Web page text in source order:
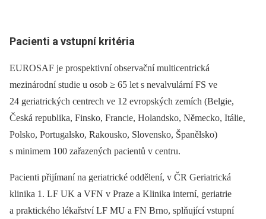
Pacienti a vstupní kritéria
EUROSAF je prospektivní observační multicentrická
mezinárodní studie u osob ≥ 65 let s nevalvulární FS ve
24 geriatrických centrech ve 12 evropských zemích (Belgie,
Česká republika, Finsko, Francie, Holandsko, Německo, Itálie,
Polsko, Portugalsko, Rakousko, Slovensko, Španělsko)
s minimem 100 zařazených pacientů v centru.
Pacienti přijímaní na geriatrické oddělení, v ČR Geriatrická
klinika 1. LF UK a VFN v Praze a Klinika interní, geriatrie
a praktického lékařství LF MU a FN Brno, splňující vstupní